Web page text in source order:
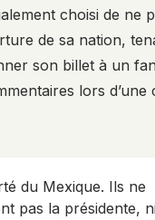
choisi de ne
de sa nation,
son billet à un
lors d’une
du Mexique. Ils ne
pas la présidente,